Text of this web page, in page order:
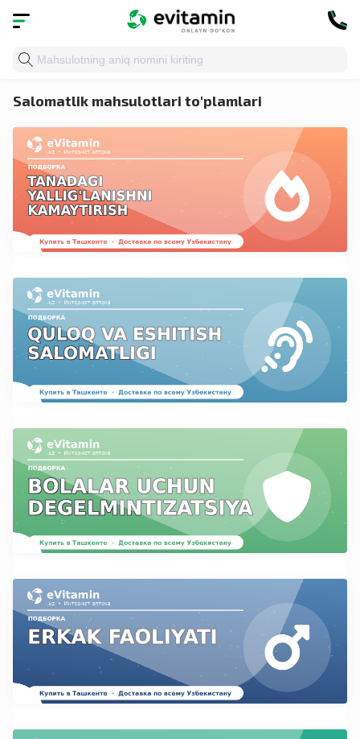
Bosh sahifa » To'plamlar
Salomatlik mahsulotlari to'plamlari